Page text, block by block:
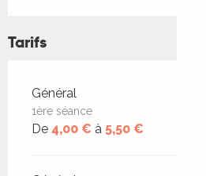
Tarifs
Tarifs 2026
Général
1ère séance
De 4,00 € à 5,50 €